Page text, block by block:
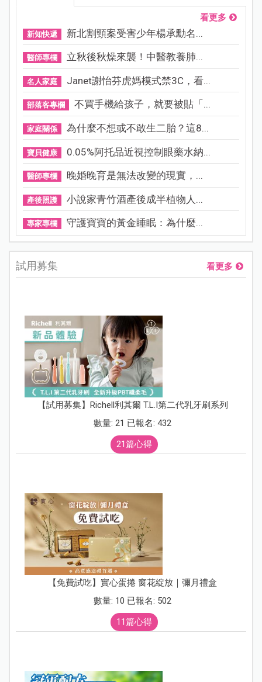
看更多
新知快遞 新北割頸案受害少年楊承勳名...
醫師專欄 立秋後秋燥來襲！中醫教養肺...
名人家庭 Janet謝怡芬虎媽模式禁3C，看...
部落客專欄 不買手機給孩子，就要被貼「...
家庭關係 為什麼不想或不敢生二胎？這8...
寶貝健康 0.05%阿托品近視控制眼藥水納...
醫師專欄 晚婚晚育是無法改變的現實，...
產後照護 小說家青竹酒產後成半植物人...
專家專欄 守護寶寶的黃金睡眠：為什麼...
試用募集 看更多
【試用募集】Richell利其爾 T.L.I第二代乳牙刷系列
數量: 21 已報名: 432
21篇心得
【免費試吃】實心蛋捲 窗花綻放｜彌月禮盒
數量: 10 已報名: 502
11篇心得